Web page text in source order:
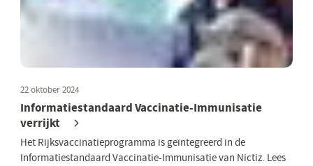
22 oktober 2024
Informatiestandaard Vaccinatie-Immunisatie
verrijkt
Het Rijksvaccinatieprogramma is geïntegreerd in de
Informatiestandaard Vaccinatie-Immunisatie van Nictiz. Lees